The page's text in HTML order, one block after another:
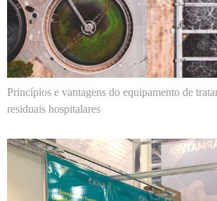
Princípios e vantagens do equipamento de
residuais hospitalares